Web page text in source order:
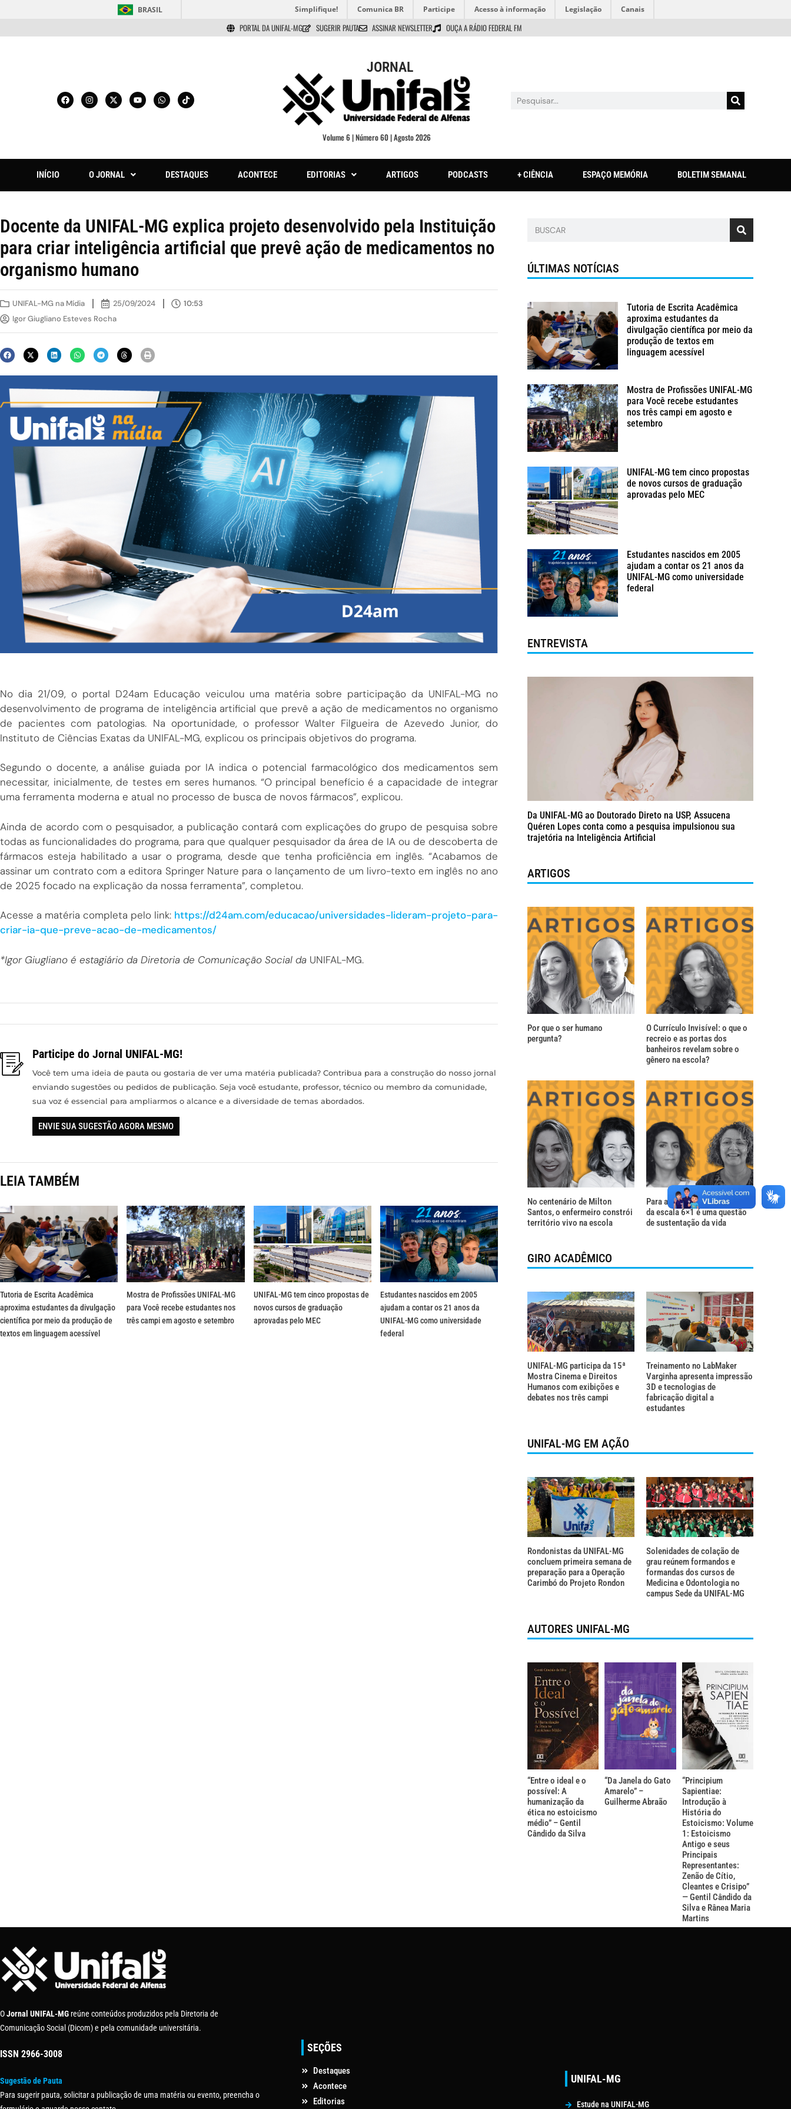
BRASIL Simplifique! Comunica BR Participe Acesso à informação Legislação Canais
PORTAL DA UNIFAL-MG SUGERIR PAUTA ASSINAR NEWSLETTER OUÇA A RÁDIO FEDERAL FM
JORNAL
Volume 6 | Número 60 | Agosto 2026
INÍCIO O JORNAL DESTAQUES ACONTECE EDITORIAS ARTIGOS PODCASTS + CIÊNCIA ESPAÇO MEMÓRIA BOLETIM SEMANAL
Docente da UNIFAL-MG explica projeto desenvolvido pela Instituição
para criar inteligência artificial que prevê ação de medicamentos no
organismo humano
UNIFAL-MG na Mídia 25/09/2024
10:53
Igor Giugliano Esteves Rocha
No dia 21/09, o portal D24am Educação veiculou uma matéria sobre participação da UNIFAL-MG no
desenvolvimento de programa de inteligência artificial que prevê a ação de medicamentos no organismo
de pacientes com patologias. Na oportunidade, o professor Walter Filgueira de Azevedo Junior, do
Instituto de Ciências Exatas da UNIFAL-MG, explicou os principais objetivos do programa.
Segundo o docente, a análise guiada por IA indica o potencial farmacológico dos medicamentos sem
necessitar, inicialmente, de testes em seres humanos. “O principal benefício é a capacidade de integrar
uma ferramenta moderna e atual no processo de busca de novos fármacos”, explicou.
Ainda de acordo com o pesquisador, a publicação contará com explicações do grupo de pesquisa sobre
todas as funcionalidades do programa, para que qualquer pesquisador da área de IA ou de descoberta de
fármacos esteja habilitado a usar o programa, desde que tenha proficiência em inglês. “Acabamos de
assinar um contrato com a editora Springer Nature para o lançamento de um livro-texto em inglês no ano
de 2025 focado na explicação da nossa ferramenta”, completou.
Acesse a matéria completa pelo link: https://d24am.com/educacao/universidades-lideram-projeto-para-
criar-ia-que-preve-acao-de-medicamentos/
*Igor Giugliano é estagiário da Diretoria de Comunicação Social da UNIFAL-MG.
Participe do Jornal UNIFAL-MG!
Você tem uma ideia de pauta ou gostaria de ver uma matéria publicada? Contribua para a construção do nosso jornal
enviando sugestões ou pedidos de publicação. Seja você estudante, professor, técnico ou membro da comunidade,
sua voz é essencial para ampliarmos o alcance e a diversidade de temas abordados.
ENVIE SUA SUGESTÃO AGORA MESMO
LEIA TAMBÉM
Tutoria de Escrita Acadêmica
aproxima estudantes da divulgação
científica por meio da produção de
textos em linguagem acessível
Mostra de Profissões UNIFAL-MG
para Você recebe estudantes nos
três campi em agosto e setembro
UNIFAL-MG tem cinco propostas de
novos cursos de graduação
aprovadas pelo MEC
Estudantes nascidos em 2005
ajudam a contar os 21 anos da
UNIFAL-MG como universidade
federal
ÚLTIMAS NOTÍCIAS
Tutoria de Escrita Acadêmica
aproxima estudantes da
divulgação científica por meio da
produção de textos em
linguagem acessível
Mostra de Profissões UNIFAL-MG
para Você recebe estudantes
nos três campi em agosto e
setembro
UNIFAL-MG tem cinco propostas
de novos cursos de graduação
aprovadas pelo MEC
Estudantes nascidos em 2005
ajudam a contar os 21 anos da
UNIFAL-MG como universidade
federal
ENTREVISTA
Da UNIFAL-MG ao Doutorado Direto na USP, Assucena
Quéren Lopes conta como a pesquisa impulsionou sua
trajetória na Inteligência Artificial
ARTIGOS
Por que o ser humano
pergunta?
O Currículo Invisível: o que o
recreio e as portas dos
banheiros revelam sobre o
gênero na escola?
No centenário de Milton
Santos, o enfermeiro constrói
território vivo na escola
Para além do descanso: o fim
da escala 6×1 é uma questão
de sustentação da vida
GIRO ACADÊMICO
UNIFAL-MG participa da 15ª
Mostra Cinema e Direitos
Humanos com exibições e
debates nos três campi
Treinamento no LabMaker
Varginha apresenta impressão
3D e tecnologias de
fabricação digital a
estudantes
UNIFAL-MG EM AÇÃO
Rondonistas da UNIFAL-MG
concluem primeira semana de
preparação para a Operação
Carimbó do Projeto Rondon
Solenidades de colação de
grau reúnem formandos e
formandas dos cursos de
Medicina e Odontologia no
campus Sede da UNIFAL-MG
AUTORES UNIFAL-MG
“Entre o ideal e o
possível: A
humanização da
ética no estoicismo
médio” – Gentil
Cândido da Silva
“Da Janela do Gato
Amarelo” –
Guilherme Abraão
“Principium
Sapientiae:
Introdução à
História do
Estoicismo: Volume
1: Estoicismo
Antigo e seus
Principais
Representantes:
Zenão de Cítio,
Cleantes e Crisipo”
— Gentil Cândido da
Silva e Rânea Maria
Martins
OJornal UNIFAL-MG reúne conteúdos produzidos pela Diretoria de
Comunicação Social (Dicom) e pela comunidade universitária.
ISSN 2966-3008
Sugestão de Pauta
Para sugerir pauta, solicitar a publicação de uma matéria ou evento, preencha o
SEÇÕES
Destaques
Acontece
Editorias
UNIFAL-MG
Estude na UNIFAL-MG